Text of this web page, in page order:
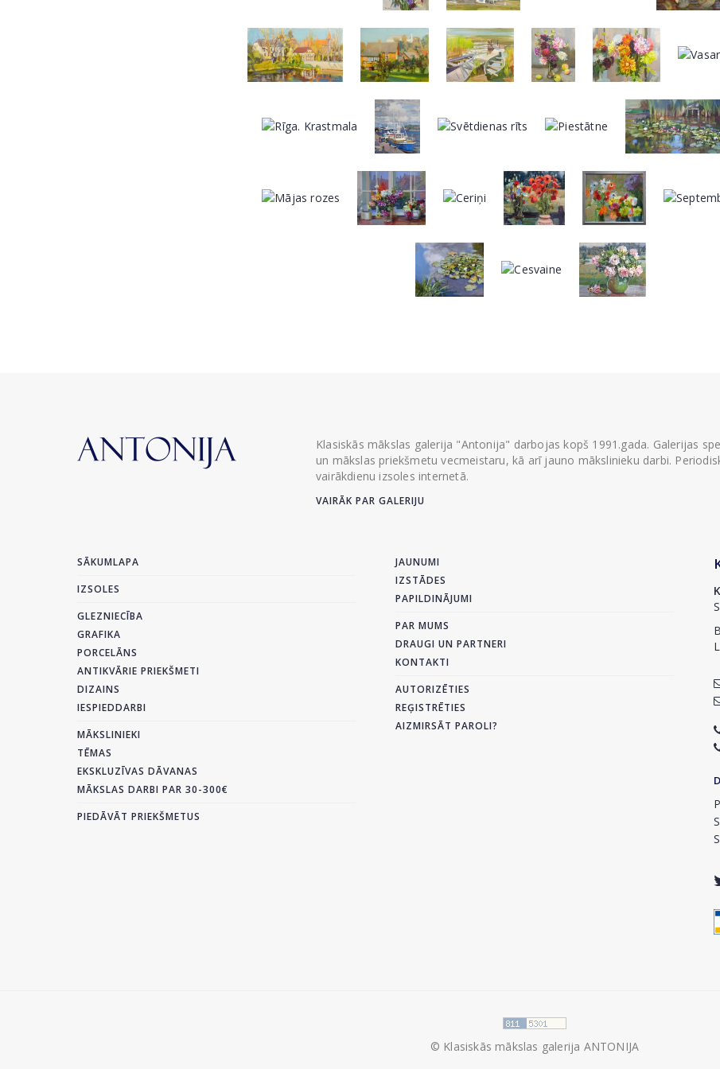
Klasiskās mākslas galerija "Antonija" darbojas kopš 1991.gada. Galerijas
un mākslas priekšmetu vecmeistaru, kā arī jauno mākslinieku darbi.
vairākdienu izsoles internetā.
VAIRĀK PAR GALERIJU
SĀKUMLAPA
IZSOLES
GLEZNIECĪBA
GRAFIKA
PORCELĀNS
ANTIKVĀRIE PRIEKŠMETI
DIZAINS
IESPIEDDARBI
MĀKSLINIEKI
TĒMAS
EKSKLUZĪVAS DĀVANAS
MĀKSLAS DARBI PAR 30-300€
PIEDĀVĀT PRIEKŠMETUS
JAUNUMI
IZSTĀDES
PAPILDINĀJUMI
PAR MUMS
DRAUGI UN PARTNERI
KONTAKTI
AUTORIZĒTIES
REĢISTRĒTIES
AIZMIRSĀT PAROLI?
© Klasiskās mākslas galerija ANTONIJA